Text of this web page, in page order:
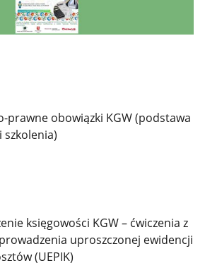
prawne obowiązki KGW (podstawa
szkolenia)
księgowości KGW – ćwiczenia z
uproszczonej ewidencji
(UEPIK)